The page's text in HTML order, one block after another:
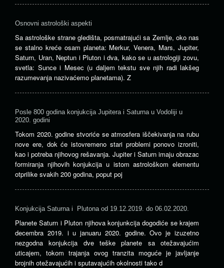
Osnovni astrološki aspekti
Sa astrološke strane gledišta, posmatrajući sa Zemlje, oko nas
se stalno kreće osam planeta: Merkur, Venera, Mars, Jupiter,
Saturn, Uran, Neptun i Pluton i dva, kako se u astrologiji zovu,
svetla: Sunce i Mesec (u daljem tekstu sve njih radi lakšeg
razumevanja nazivaćemo planetama). Z
Posle 800 godina konjukcija Jupitera i Saturna u Vodoliji u
2020. godini
Tokom 2020. godine stvoriće se atmosfera iščekivanja na rubu
nove ere, dok će istovremeno stari problemi ponovo izroniti,
kao i potreba njihovog rešavanja. Jupiter i Saturn imaju obrazac
formiranja njihovih konjukcija u istom astrološkom elementu
otprilike svakih 200 godina, poput poj
Konjukcija Saturna i Plutona od 19.12.2019. do 06.02.2020.
Planete Saturn i Pluton njihova konjunkcija dogodiće se krajem
decembra 2019. i u januaru 2020. godine. Ovo je izuzetno
nezgodna konjukcija dve teške planete sa otežavajućim
uticajem, tokom trajanja ovog tranzita moguće je javljanje
brojnih otežavajućih i sputavajućih okolnosti tako d